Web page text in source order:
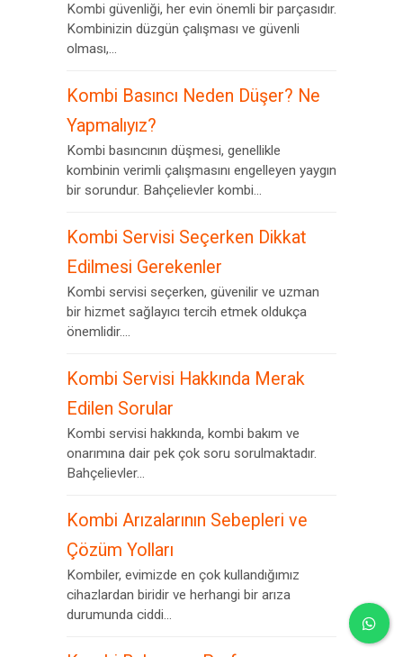
Kombi güvenliği, her evin önemli bir parçasıdır.
Kombinizin düzgün çalışması ve güvenli
olması,...
Kombi Basıncı Neden Düşer? Ne
Yapmalıyız?
Kombi basıncının düşmesi, genellikle
kombinin verimli çalışmasını engelleyen yaygın
bir sorundur. Bahçelievler kombi...
Kombi Servisi Seçerken Dikkat
Edilmesi Gerekenler
Kombi servisi seçerken, güvenilir ve uzman
bir hizmet sağlayıcı tercih etmek oldukça
önemlidir....
Kombi Servisi Hakkında Merak
Edilen Sorular
Kombi servisi hakkında, kombi bakım ve
onarımına dair pek çok soru sorulmaktadır.
Bahçelievler...
Kombi Arızalarının Sebepleri ve
Çözüm Yolları
Kombiler, evimizde en çok kullandığımız
cihazlardan biridir ve herhangi bir arıza
durumunda ciddi...